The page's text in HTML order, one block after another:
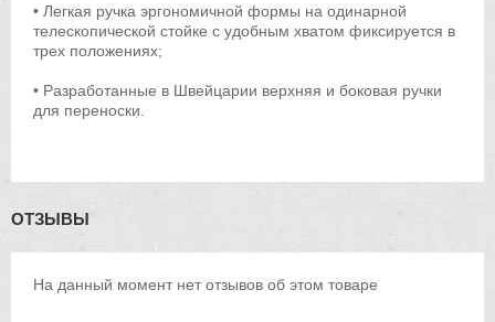
• Легкая ручка эргономичной формы на одинарной
телескопической стойке с удобным хватом фиксируется в
трех положениях;
• Разработанные в Швейцарии верхняя и боковая ручки
для переноски.
ОТЗЫВЫ
На данный момент нет отзывов об этом товаре